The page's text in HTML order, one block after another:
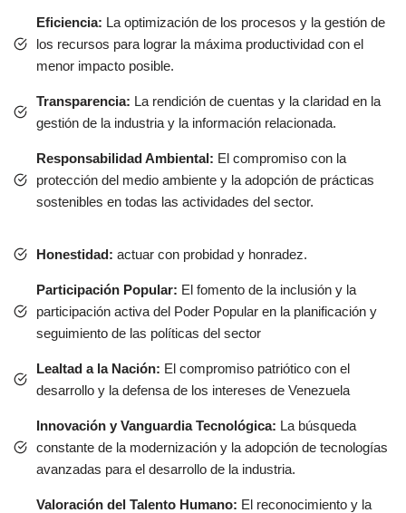
Eficiencia: La optimización de los procesos y la gestión de
los recursos para lograr la máxima productividad con el
menor impacto posible.
Transparencia: La rendición de cuentas y la claridad en la
gestión de la industria y la información relacionada.
Responsabilidad Ambiental: El compromiso con la
protección del medio ambiente y la adopción de prácticas
sostenibles en todas las actividades del sector.
Honestidad: actuar con probidad y honradez.
Participación Popular: El fomento de la inclusión y la
participación activa del Poder Popular en la planificación y
seguimiento de las políticas del sector
Lealtad a la Nación: El compromiso patriótico con el
desarrollo y la defensa de los intereses de Venezuela
Innovación y Vanguardia Tecnológica: La búsqueda
constante de la modernización y la adopción de tecnologías
avanzadas para el desarrollo de la industria.
Valoración del Talento Humano: El reconocimiento y la